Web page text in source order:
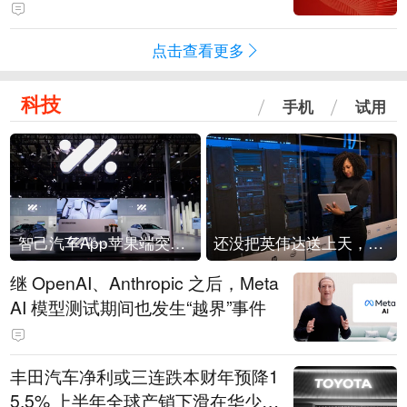
领先数智技术服务商，AI带来新机
遇
点击查看更多
科技 手机 试用
智己汽车App苹果端突然“下架” 还没把英伟达送上天，SpaceX股价先跌入地了
继 OpenAI、Anthropic 之后，Meta
AI 模型测试期间也发生“越界”事件
丰田汽车净利或三连跌本财年预降1
5.5% 上半年全球产销下滑在华少卖